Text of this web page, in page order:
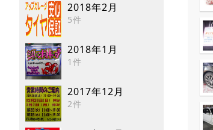
2018年2月
5件
2018年1月
1件
2017年12月
2件